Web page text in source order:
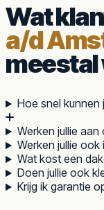
Wat
a/d
Hoe snel kunnen
Werken jullie
Werken jullie
Wat kost een
Doen jullie ook
Krijg ik garantie